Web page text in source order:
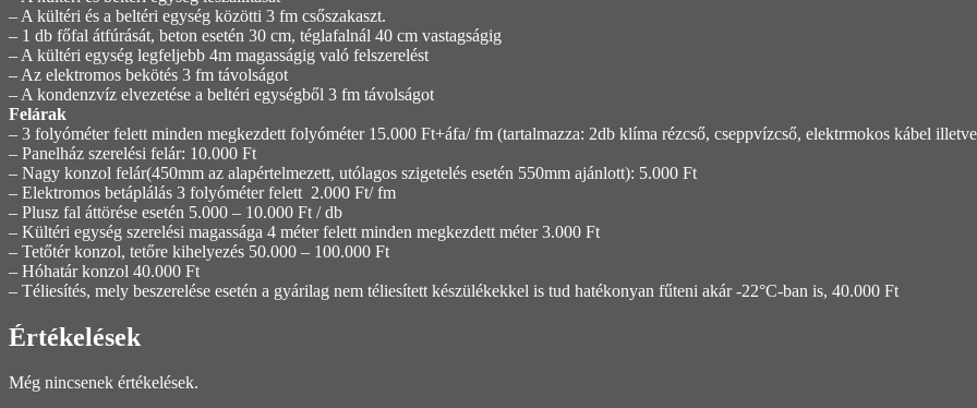
– A kültéri és a beltéri egység közötti 3 fm csőszakaszt.
– 1 db főfal átfúrását, beton esetén 30 cm, téglafalnál 40 cm vastagságig
– A kültéri egység legfeljebb 4m magasságig való felszerelést
– Az elektromos bekötés 3 fm távolságot
– A kondenzvíz elvezetése a beltéri egységből 3 fm távolságot
Felárak
– 3 folyóméter felett minden megkezdett folyóméter 15.000 Ft+áfa/ fm (tartalmazza: 2db klíma rézcső, cseppvízcső, elektrmokos kábel
– Panelház szerelési felár: 10.000 Ft
– Nagy konzol felár(450mm az alapértelmezett, utólagos szigetelés esetén 550mm ajánlott): 5.000 Ft
– Elektromos betáplálás 3 folyóméter felett 2.000 Ft/ fm
– Plusz fal áttörése esetén 5.000 – 10.000 Ft / db
– Kültéri egység szerelési magassága 4 méter felett minden megkezdett méter 3.000 Ft
– Tetőtér konzol, tetőre kihelyezés 50.000 – 100.000 Ft
– Hóhatár konzol 40.000 Ft
– Téliesítés, mely beszerelése esetén a gyárilag nem téliesített készülékekkel is tud hatékonyan fűteni akár -22°C-ban is, 40.000 Ft
Értékelések
Még nincsenek értékelések.